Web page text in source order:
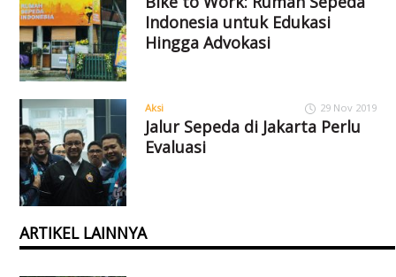
Indonesia untuk Edukasi
Hingga Advokasi
Aksi 29 Nov 2019
Jalur Sepeda di Jakarta Perlu
Evaluasi
ARTIKEL LAINNYA